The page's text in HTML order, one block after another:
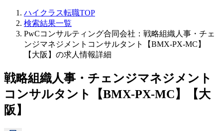
ハイクラス転職TOP
検索結果一覧
PwCコンサルティング合同会社：戦略組織人事・チェ
ンジマネジメントコンサルタント【BMX-PX-MC】
【大阪】の求人情報詳細
戦略組織人事・チェンジマネジメント
コンサルタント【BMX-PX-MC】【大
阪】